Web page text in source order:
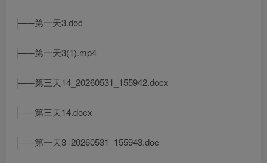
├──第一天3.doc
├──第一天3(1).mp4
├──第三天14_20260531_155942.docx
├──第三天14.docx
├──第一天3_20260531_155943.doc